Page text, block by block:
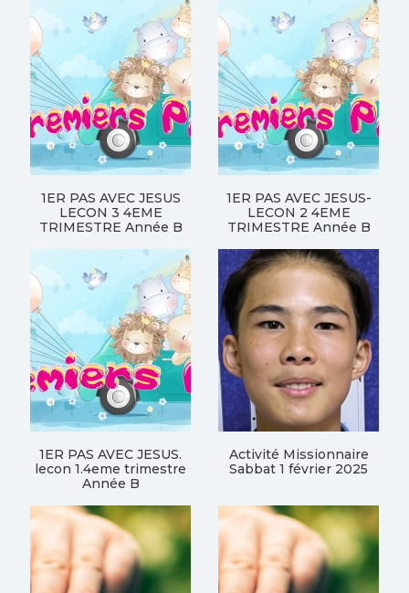
1ER PAS AVEC JESUS
LECON 3 4EME
TRIMESTRE Année B
1ER PAS AVEC JESUS-
LECON 2 4EME
TRIMESTRE Année B
1ER PAS AVEC JESUS.
lecon 1.4eme trimestre
Année B
Activité Missionnaire
Sabbat 1 février 2025